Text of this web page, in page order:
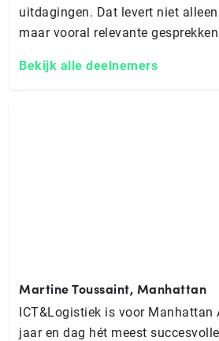
uitdagingen. Dat levert niet
maar vooral relevante
Bekijk alle deelnemers
Martine Toussaint, Manhattan
ICT&Logistiek is voor Manhattan
jaar en dag hét meest